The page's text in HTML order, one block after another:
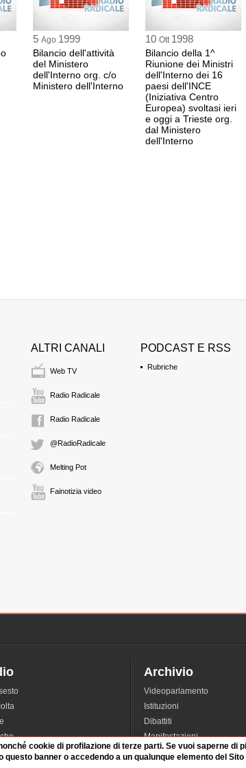
5 Ago 1999
Bilancio dell'attività
del Ministero
dell'Interno org. c/o
Ministero dell'Interno
10 Ott 1998
Bilancio della 1^
Riunione dei Ministri
dell'Interno dei 16
paesi dell'INCE
(Iniziativa Centro
Europea) svoltasi ieri
e oggi a Trieste org.
dal Ministero
dell'Interno
ALTRI CANALI
Web TV
Radio Radicale
Radio Radicale
@RadioRadicale
Melting Pot
Fainotizia video
PODCAST E RSS
Rubriche
Archivio
Videoparlamento
Istituzioni
Dibattiti
Manifestazioni
Radicali
cookie di profilazione di terze parti. Se vuoi saperne di
questo banner o accedendo a un qualunque elemento del